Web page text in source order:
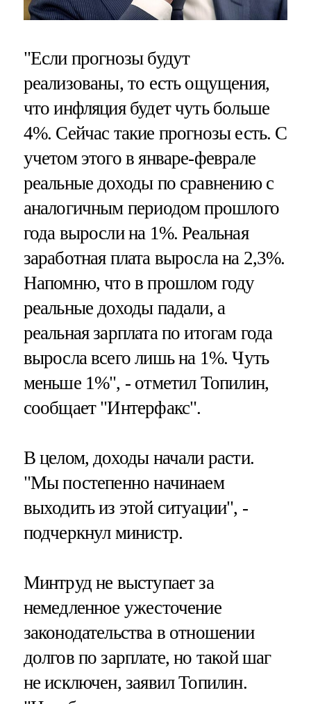
"Если прогнозы будут
реализованы, то есть ощущения,
что инфляция будет чуть больше
4%. Сейчас такие прогнозы есть. С
учетом этого в январе-феврале
реальные доходы по сравнению с
аналогичным периодом прошлого
года выросли на 1%. Реальная
заработная плата выросла на 2,3%.
Напомню, что в прошлом году
реальные доходы падали, а
реальная зарплата по итогам года
выросла всего лишь на 1%. Чуть
меньше 1%", - отметил Топилин,
сообщает "Интерфакс".
В целом, доходы начали расти.
"Мы постепенно начинаем
выходить из этой ситуации", -
подчеркнул министр.
Минтруд не выступает за
немедленное ужесточение
законодательства в отношении
долгов по зарплате, но такой шаг
не исключен, заявил Топилин.